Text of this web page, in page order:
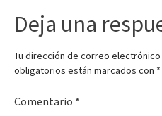
Deja una
Tu dirección de correo
obligatorios están marcados con *
Comentario *